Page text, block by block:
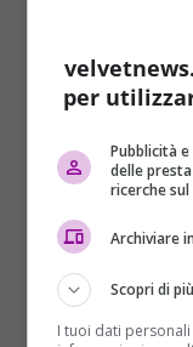
Curiosità
Camera da
parati perfetta
Claudia Colono
Dalla
per
Pubblicità
delle
ricerche
Archiviare
Scopri di più
I tuoi dati